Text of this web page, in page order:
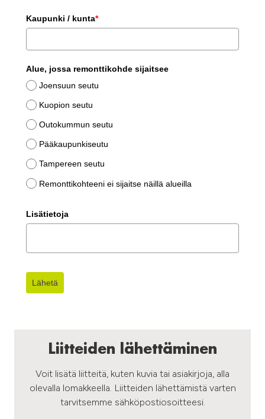
Kaupunki / kunta*
Alue, jossa remonttikohde sijaitsee
Joensuun seutu
Kuopion seutu
Outokummun seutu
Pääkaupunkiseutu
Tampereen seutu
Remonttikohteeni ei sijaitse näillä alueilla
Lisätietoja
Lähetä
Liitteiden lähettäminen
Voit lisätä liitteitä, kuten kuvia tai asiakirjoja, alla
olevalla lomakkeella. Liitteiden lähettämistä varten
tarvitsemme sähköpostiosoitteesi.